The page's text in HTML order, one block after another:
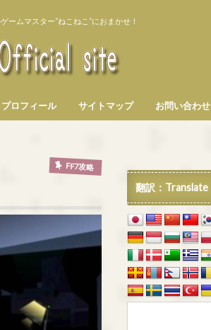
ームマスター”ねこねこ”におまかせ！
プロフィール サイトマップ お問い合わせ
FF7攻略
翻訳：Translate